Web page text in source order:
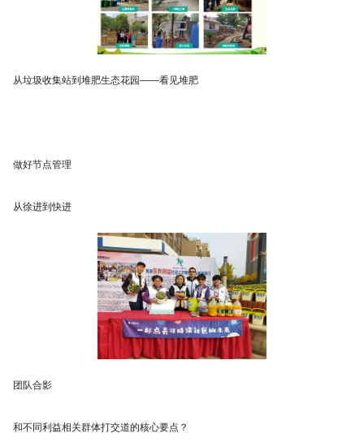
从垃圾收集站到堆肥生态花园——看见堆肥
做好节点管理
从徐进到快进
团队合影
和不同利益相关群体打交道的核心要点？